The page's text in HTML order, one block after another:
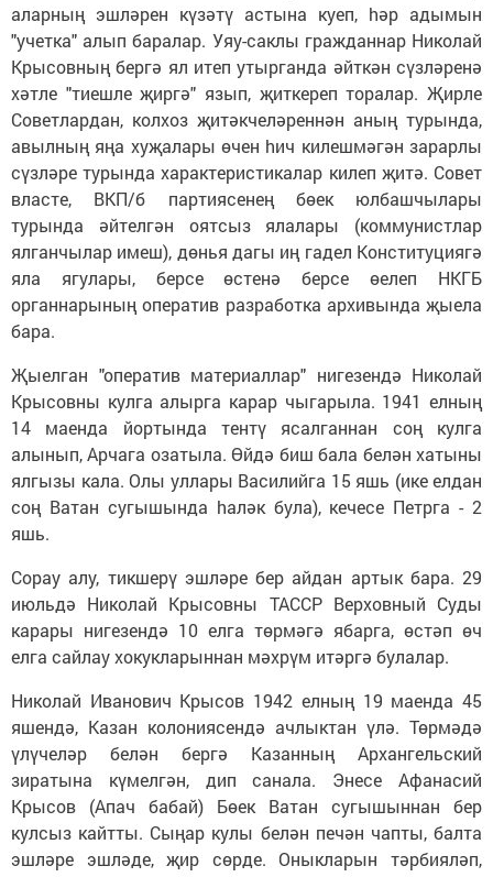
аларның эшләрен күзәтү астына куеп, hәр адымын
"учетка" алып баралар. Уяу-саклы гражданнар Николай
Крысовның бергә ял итеп утырганда әйткән сүзләренә
хәтле "тиешле җиргә" язып, җиткереп торалар. Җирле
Советлардан, колхоз җитәкчеләреннән аның турында,
авылның яңа хуҗалары өчен hич килешмәгән зарарлы
сүзләре турында характеристикалар килеп җитә. Совет
власте, ВКП/б партиясенең бөек юлбашчылары
турында әйтелгән оятсыз ялалары (коммунистлар
ялганчылар имеш), дөнья дагы иң гадел Конституциягә
яла ягулары, берсе өстенә берсе өелеп НКГБ
органнарының оператив разработка архивында җыела
бара.
Җыелган "оператив материаллар" нигезендә Николай
Крысовны кулга алырга карар чыгарыла. 1941 елның
14 маенда йортында тентү ясалганнан соң кулга
алынып, Арчага озатыла. Өйдә биш бала белән хатыны
ялгызы кала. Олы уллары Василийга 15 яшь (ике елдан
соң Ватан сугышында hаләк була), кечесе Петрга - 2
яшь.
Сорау алу, тикшерү эшләре бер айдан артык бара. 29
июльдә Николай Крысовны ТАССР Верховный Суды
карары нигезендә 10 елга төрмәгә ябарга, өстәп өч
елга сайлау хокукларыннан мәхрүм итәргә булалар.
Николай Иванович Крысов 1942 елның 19 маенда 45
яшендә, Казан колониясендә ачлыктан үлә. Төрмәдә
үлүчеләр белән бергә Казанның Архангельский
зиратына күмелгән, дип санала. Энесе Афанасий
Крысов (Апач бабай) Бөек Ватан сугышыннан бер
кулсыз кайтты. Сыңар кулы белән печән чапты, балта
эшләре эшләде, җир сөрде. Оныкларын тәрбияләп,